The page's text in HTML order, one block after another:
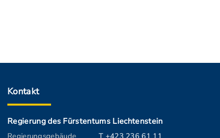
Kontakt
Regierung des Fürstentums Liechtenstein
Regierungsgebäude T +423 236 61 11